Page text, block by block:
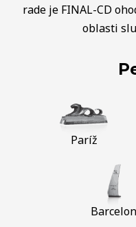
rade je FINAL-CD
oblasti
Paríž